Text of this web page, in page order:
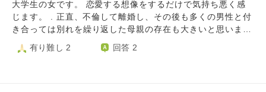
りました) 「嫉妬しちゃうよ」とか「私も一緒にやりたい」
などと可愛く伝えてみたのですが、彼の反応は良くなく、
他人に抱いてしまう負の感情と向き合えますか？
をして前向きに生きている女性のように見えると思います。
でも根本的にはあまり自信がないです。 彼が新しいことを
始めたりすると、自分なんて捨てて行くんじゃないかなど考
用があったり 電話の方が早く決められることがある時は電
大学生の女です。 恋愛する想像をするだけで気持ち悪く感
じます。 . 正直、不倫して離婚し、その後も多くの男性と付
き合っては別れを繰り返した母親の存在も大きいと思いま
す。 私は両親の離婚後、父親に着いて行きましたが母親の
恋愛には飛び火程度には巻き込まれました。 . その一例とし
有り難し 2 回答 2